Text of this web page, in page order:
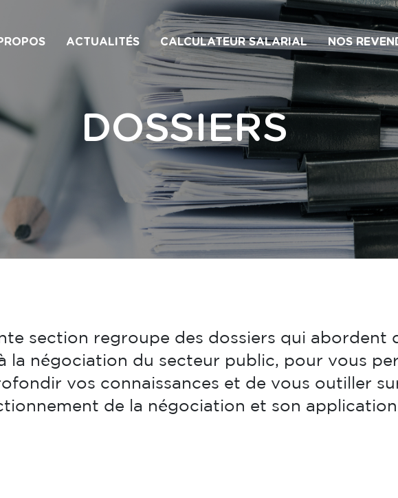
ACTUALITÉS CALCULATEUR SALARIAL NOS
DOSSIERS
section regroupe des dossiers qui abordent
la négociation du secteur public, pour vous
vos connaissances et de vous outiller
de la négociation et son